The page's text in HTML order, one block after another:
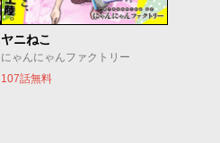
ヤニねこ
にゃんにゃんファクトリー
107話無料